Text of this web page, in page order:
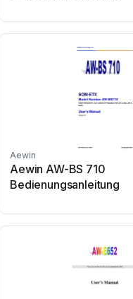
Aewin
Aewin AW-BS 710
Bedienungsanleitung